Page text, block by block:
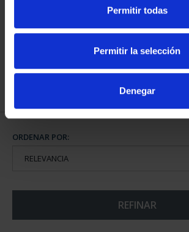
Permitir todas
Permitir la selección
Denegar
CIUDADES PATRIMONIO
73,00 €
ORDENAR POR:
REFINAR